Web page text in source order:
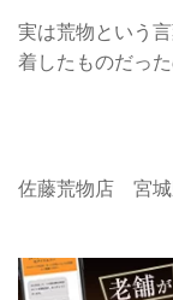
実は荒物という
着したものだっ
佐藤荒物店 宮城